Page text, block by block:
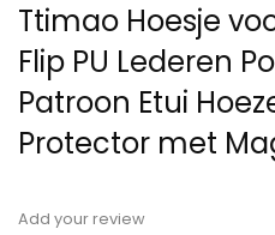
Ttimao Hoesje
Flip PU Lederen
Patroon Etui
Protector met
Add your review